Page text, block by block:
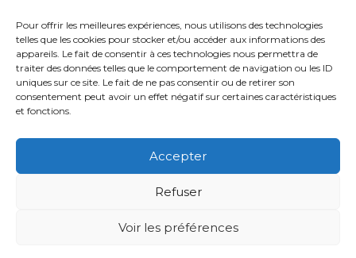
Pour offrir les meilleures expériences, nous utilisons des technologies
telles que les cookies pour stocker et/ou accéder aux informations des
appareils. Le fait de consentir à ces technologies nous permettra de
traiter des données telles que le comportement de navigation ou les ID
uniques sur ce site. Le fait de ne pas consentir ou de retirer son
consentement peut avoir un effet négatif sur certaines caractéristiques
et fonctions.
Accepter
Refuser
Voir les préférences
Votre CPTS
Professionnels de santé